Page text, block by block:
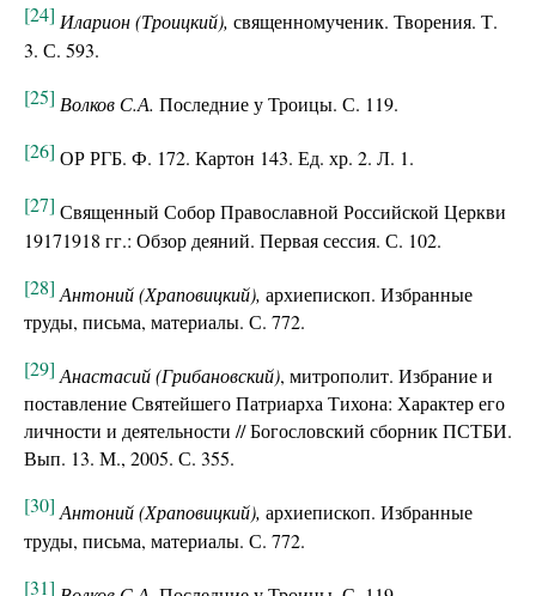
[24] Иларион (Троицкий), священномученик. Творения. Т.
3. С. 593.
[25] Волков С.А. Последние у Троицы. С. 119.
[26] ОР РГБ. Ф. 172. Картон 143. Ед. хр. 2. Л. 1.
[27] Священный Собор Православной Российской Церкви
19171918 гг.: Обзор деяний. Первая сессия. С. 102.
[28] Антоний (Храповицкий), архиепископ. Избранные
труды, письма, материалы. С. 772.
[29] Анастасий (Грибановский), митрополит. Избрание и
поставление Святейшего Патриарха Тихона: Характер его
личности и деятельности // Богословский сборник ПСТБИ.
Вып. 13. М., 2005. С. 355.
[30] Антоний (Храповицкий), архиепископ. Избранные
труды, письма, материалы. С. 772.
[31]